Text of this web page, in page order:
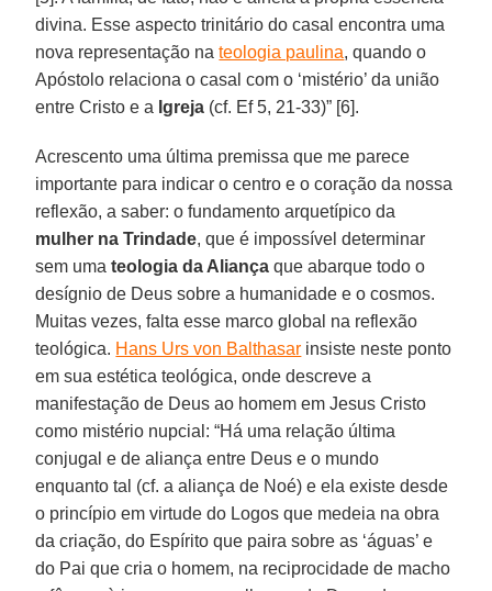
divina. Esse aspecto trinitário do casal encontra uma
nova representação nateologia paulina, quando o
Apóstolo relaciona o casal com o ‘mistério’ da união
entre Cristo e a Igreja (cf. Ef 5, 21-33)” [6].
Acrescento uma última premissa que me parece
importante para indicar o centro e o coração da nossa
reflexão, a saber: o fundamento arquetípico da
mulher na Trindade, que é impossível determinar
sem umateologia da Aliança que abarque todo o
desígnio de Deus sobre a humanidade e o cosmos.
Muitas vezes, falta esse marco global na reflexão
teológica. Hans Urs von Balthasar insiste neste ponto
em sua estética teológica, onde descreve a
manifestação de Deus ao homem em Jesus Cristo
como mistério nupcial: “Há uma relação última
conjugal e de aliança entre Deus e o mundo
enquanto tal (cf. a aliança de Noé) e ela existe desde
o princípio em virtude do Logos que medeia na obra
da criação, do Espírito que paira sobre as ‘águas’ e
do Pai que cria o homem, na reciprocidade de macho